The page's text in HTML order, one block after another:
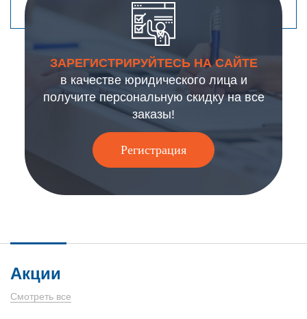
ЗАРЕГИСТРИРУЙТЕСЬ НА САЙТЕ
в качестве юридического лица и
получите персональную скидку на все
заказы!
Регистрация
Акции
Смотреть все